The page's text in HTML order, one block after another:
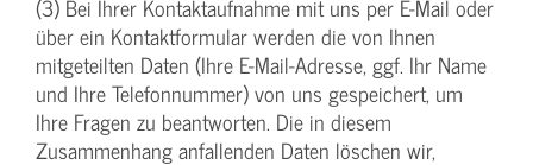
(3) Bei Ihrer Kontaktaufnahme mit uns per E-Mail oder
über ein Kontaktformular werden die von Ihnen
mitgeteilten Daten (Ihre E-Mail-Adresse, ggf. Ihr Name
und Ihre Telefonnummer) von uns gespeichert, um
Ihre Fragen zu beantworten. Die in diesem
Zusammenhang anfallenden Daten löschen wir,